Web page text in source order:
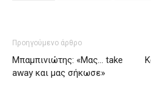
Προηγούμενο άρθρο
Μπαμπινιώτης: «Μας… take
away και μας σήκωσε»